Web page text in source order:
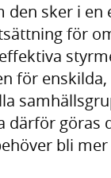
sker i en
för
för
därför göras
bli